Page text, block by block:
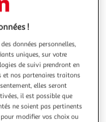
Illustration
suivante
!
données personnelles,
uniques, sur votre
de suivi prendront en
et nos partenaires traitons
elles seront
il est possible que
ne soient pas pertinents
modifier vos choix ou